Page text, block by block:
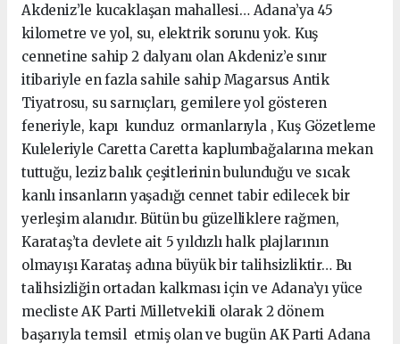
Akdeniz’le kucaklaşan mahallesi… Adana’ya 45
kilometre ve yol, su, elektrik sorunu yok. Kuş
cennetine sahip 2 dalyanı olan Akdeniz’e sınır
itibariyle en fazla sahile sahip Magarsus Antik
Tiyatrosu, su sarnıçları, gemilere yol gösteren
feneriyle, kapı kunduz ormanlarıyla , Kuş Gözetleme
Kuleleriyle Caretta Caretta kaplumbağalarına mekan
tuttuğu, leziz balık çeşitlerinin bulunduğu ve sıcak
kanlı insanların yaşadığı cennet tabir edilecek bir
yerleşim alanıdır. Bütün bu güzelliklere rağmen,
Karataş’ta devlete ait 5 yıldızlı halk plajlarının
olmayışı Karataş adına büyük bir talihsizliktir… Bu
talihsizliğin ortadan kalkması için ve Adana’yı yüce
mecliste AK Parti Milletvekili olarak 2 dönem
başarıyla temsil etmiş olan ve bugün AK Parti Adana